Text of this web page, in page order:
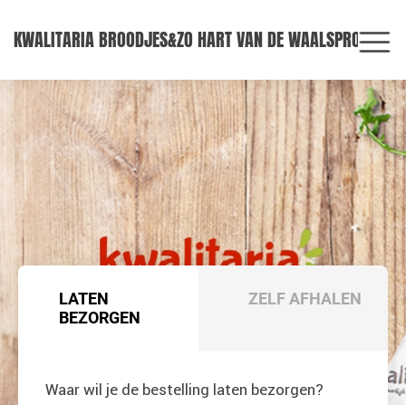
KWALITARIA BROODJES&ZO HART VAN DE WAALSPRONG
LATEN
BEZORGEN
ZELF AFHALEN
Waar wil je de bestelling laten bezorgen?